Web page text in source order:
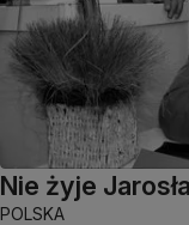
Nie żyje
POLSKA